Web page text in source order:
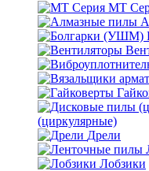
MT
(циркулярные)
Дрели
Лобзики